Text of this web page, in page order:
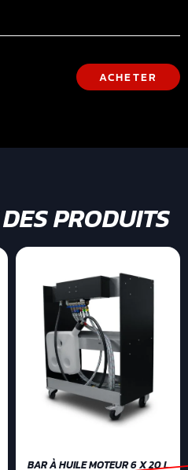
ACHETER
DES PRODUITS
BAR À HUILE MOTEUR 6 X 20 L